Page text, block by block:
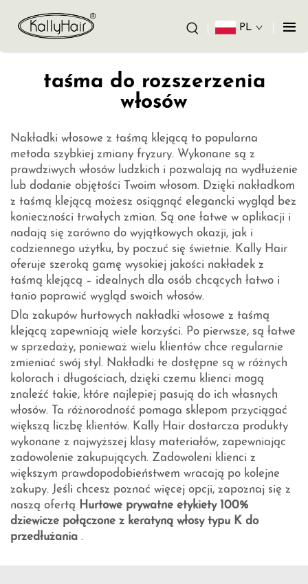
PL
taśma do rozszerzenia
włosów
Nakładki włosowe z taśmą klejącą to popularna
metoda szybkiej zmiany fryzury. Wykonane są z
prawdziwych włosów ludzkich i pozwalają na wydłużenie
lub dodanie objętości Twoim włosom. Dzięki nakładkom
z taśmą klejącą możesz osiągnąć elegancki wygląd bez
konieczności trwałych zmian. Są one łatwe w aplikacji i
nadają się zarówno do wyjątkowych okazji, jak i
codziennego użytku, by poczuć się świetnie. Kally Hair
oferuje szeroką gamę wysokiej jakości nakładek z
taśmą klejącą – idealnych dla osób chcących łatwo i
tanio poprawić wygląd swoich włosów.
Dla zakupów hurtowych nakładki włosowe z taśmą
klejącą zapewniają wiele korzyści. Po pierwsze, są łatwe
w sprzedaży, ponieważ wielu klientów chce regularnie
zmieniać swój styl. Nakładki te dostępne są w różnych
kolorach i długościach, dzięki czemu klienci mogą
znaleźć takie, które najlepiej pasują do ich własnych
włosów. Ta różnorodność pomaga sklepom przyciągać
większą liczbę klientów. Kally Hair dostarcza produkty
wykonane z najwyższej klasy materiałów, zapewniając
zadowolenie zakupujących. Zadowoleni klienci z
większym prawdopodobieństwem wracają po kolejne
zakupy. Jeśli chcesz poznać więcej opcji, zapoznaj się z
naszą ofertą Hurtowe prywatne etykiety 100%
dziewicze połączone z keratyną włosy typu K do
przedłużania .